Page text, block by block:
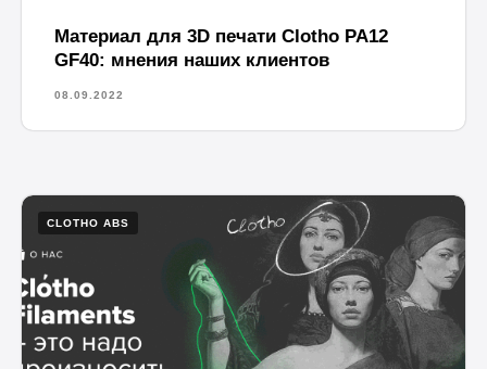
Материал для 3D печати Clotho PA12
GF40: мнения наших клиентов
08.09.2022
CLOTHO ABS